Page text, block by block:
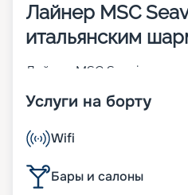
Лайнер MSC
итальянским
Лайнер MSC Seaview –
крупнейшим итальянским
по величине круизным
палубном лайнере
категорий. В них может
человек. Другие
Услуги на борту
Wifi
Бары и салоны